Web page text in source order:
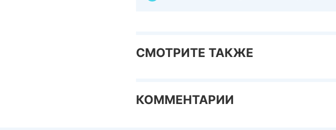
СМОТРИТЕ ТАКЖЕ
КОММЕНТАРИИ